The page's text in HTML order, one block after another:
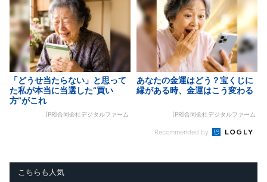
「どうせ当たらない」と思って
た私が本当に当選した“買い
方”がこれ
[PR]合同会社デジタルファーム
あなたの金運はどう？宝くじに
縁がある時、金運はこう変わる
[PR]合同会社デジタルファーム
Recommended by
こちらも人気